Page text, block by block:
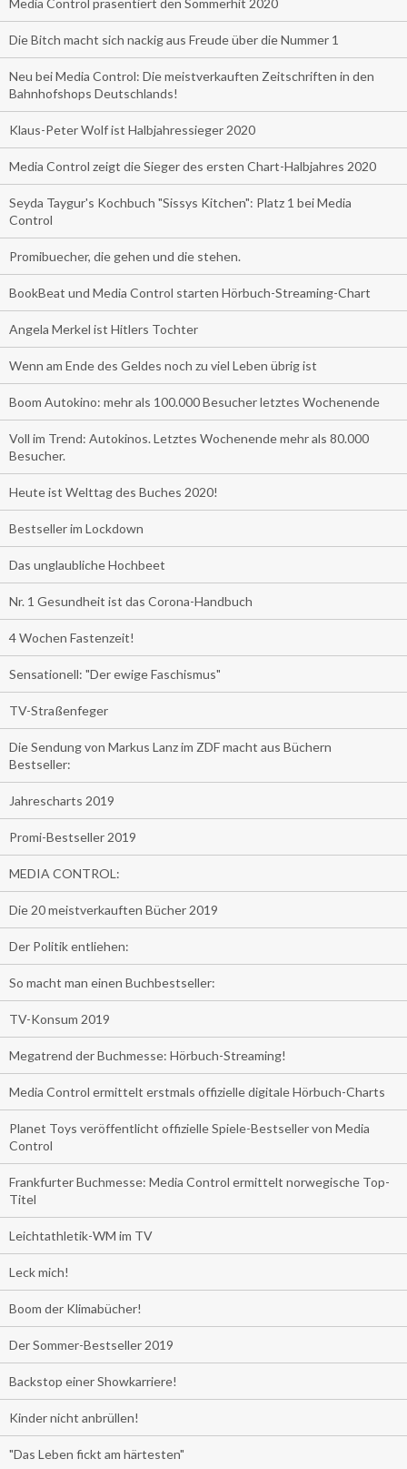
Media Control präsentiert den Sommerhit 2020
Die Bitch macht sich nackig aus Freude über die Nummer 1
Neu bei Media Control: Die meistverkauften Zeitschriften in den
Bahnhofshops Deutschlands!
Klaus-Peter Wolf ist Halbjahressieger 2020
Media Control zeigt die Sieger des ersten Chart-Halbjahres 2020
Seyda Taygur's Kochbuch "Sissys Kitchen": Platz 1 bei Media
Control
Promibuecher, die gehen und die stehen.
BookBeat und Media Control starten Hörbuch-Streaming-Chart
Angela Merkel ist Hitlers Tochter
Wenn am Ende des Geldes noch zu viel Leben übrig ist
Boom Autokino: mehr als 100.000 Besucher letztes Wochenende
Voll im Trend: Autokinos. Letztes Wochenende mehr als 80.000
Besucher.
Heute ist Welttag des Buches 2020!
Bestseller im Lockdown
Das unglaubliche Hochbeet
Nr. 1 Gesundheit ist das Corona-Handbuch
4 Wochen Fastenzeit!
Sensationell: "Der ewige Faschismus"
TV-Straßenfeger
Die Sendung von Markus Lanz im ZDF macht aus Büchern
Bestseller:
Jahrescharts 2019
Promi-Bestseller 2019
MEDIA CONTROL:
Die 20 meistverkauften Bücher 2019
Der Politik entliehen:
So macht man einen Buchbestseller:
TV-Konsum 2019
Megatrend der Buchmesse: Hörbuch-Streaming!
Media Control ermittelt erstmals offizielle digitale Hörbuch-Charts
Planet Toys veröffentlicht offizielle Spiele-Bestseller von Media
Control
Frankfurter Buchmesse: Media Control ermittelt norwegische Top-
Titel
Leichtathletik-WM im TV
Leck mich!
Boom der Klimabücher!
Der Sommer-Bestseller 2019
Backstop einer Showkarriere!
Kinder nicht anbrüllen!
"Das Leben fickt am härtesten"